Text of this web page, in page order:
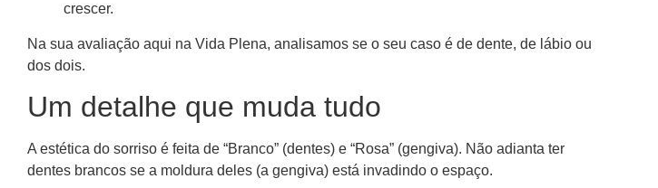
crescer.
Na sua avaliação aqui na Vida Plena, analisamos se o seu caso é de dente, de lábio ou
dos dois.
Um detalhe que muda tudo
A estética do sorriso é feita de “Branco” (dentes) e “Rosa” (gengiva). Não adianta ter
dentes brancos se a moldura deles (a gengiva) está invadindo o espaço.